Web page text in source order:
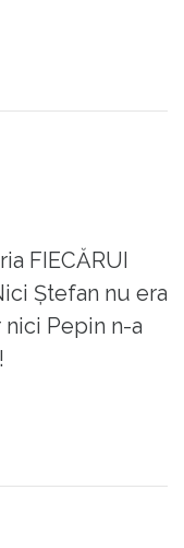
Acest lucru se
Istoria este
sunt buni și
FIECĂRUI
Ștefan nu era
Pepin n-a
REZISTĂ
era Nea